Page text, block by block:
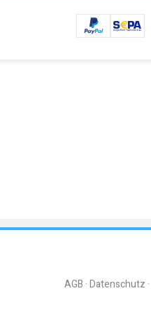
AGB Datenschutz